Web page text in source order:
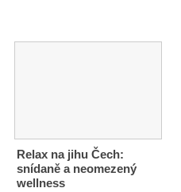
Relax na jihu Čech:
snídaně a neomezený
wellness